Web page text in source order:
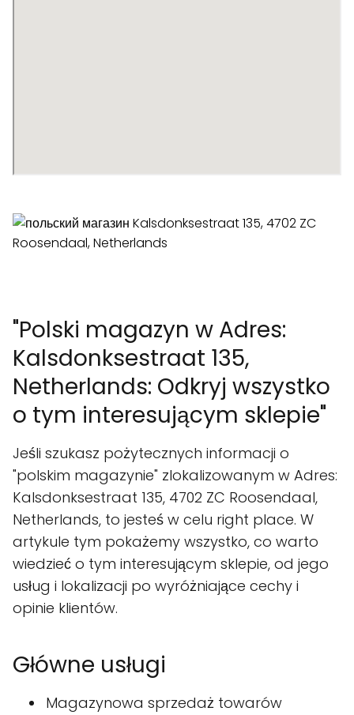
"Polski magazyn w Adres:
Kalsdonksestraat 135,
Netherlands: Odkryj wszystko
o tym interesującym sklepie"
Jeśli szukasz pożytecznych informacji o
"polskim magazynie" zlokalizowanym w Adres:
Kalsdonksestraat 135, 4702 ZC Roosendaal,
Netherlands, to jesteś w celu right place. W
artykule tym pokażemy wszystko, co warto
wiedzieć o tym interesującym sklepie, od jego
usług i lokalizacji po wyróżniające cechy i
opinie klientów.
Główne usługi
Magazynowa sprzedaż towarów